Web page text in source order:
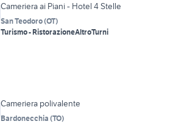
Cameriera ai Piani - Hotel 4 Stelle
San Teodoro(OT)
Turismo - RistorazioneAltroTurni
Cameriera polivalente
Bardonecchia (TO)